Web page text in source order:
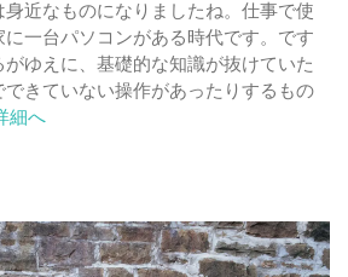
近なものになりましたね。仕事で使
一台パソコンがある時代です。です
ゆえに、基礎的な知識が抜けていた
きていない操作があったりするもの
細へ